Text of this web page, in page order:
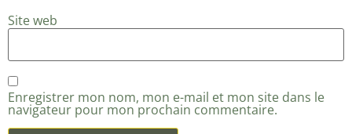
Site web
Enregistrer mon nom, mon e-mail et mon site dans le
navigateur pour mon prochain commentaire.